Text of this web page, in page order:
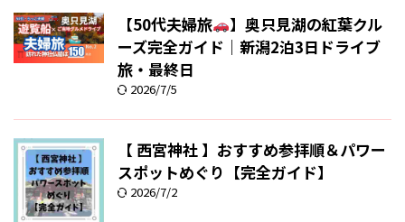
【50代夫婦旅
】奥只見湖の紅葉クル
ーズ完全ガイド｜新潟2泊3日ドライブ
旅・最終日
2026/7/5
【 西宮神社 】おすすめ参拝順＆パワー
スポットめぐり【完全ガイド】
2026/7/2